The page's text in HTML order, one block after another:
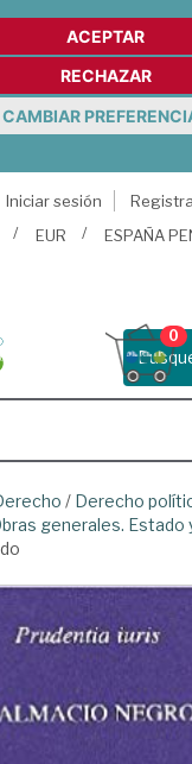
ACEPTAR
RECHAZAR
CAMBIAR
Iniciar sesión
EUR ESPAÑA
0
/ Derecho
generales. Estado